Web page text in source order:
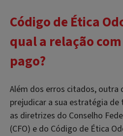
Código de Ética
qual a relação
pago?
Além dos erros citados, outra
prejudicar a sua estratégia
as diretrizes do Conselho
(CFO) e do Código de Ética